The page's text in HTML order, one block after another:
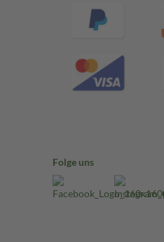
Folge uns